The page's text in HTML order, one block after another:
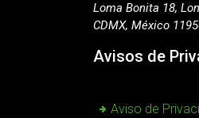
Loma Bonita 18,
CDMX, México
Avisos de
Aviso de